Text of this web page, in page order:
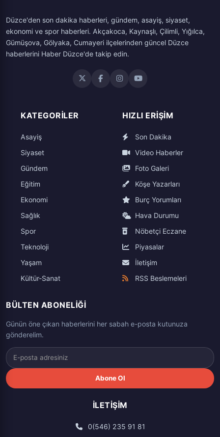
Düzce'den son dakika haberleri, gündem, asayiş, siyaset,
ekonomi ve spor haberleri. Akçakoca, Kaynaşlı, Çilimli, Yığılca,
Gümüşova, Gölyaka, Cumayeri ilçelerinden güncel Düzce
haberlerini Haber Düzce'de takip edin.
KATEGORILER
Asayiş
Siyaset
Gündem
Eğitim
Ekonomi
Sağlık
Spor
Teknoloji
Yaşam
Kültür-Sanat
HIZLI ERIŞIM
Son Dakika
Video Haberler
Foto Galeri
Köşe Yazarları
Burç Yorumları
Hava Durumu
Nöbetçi Eczane
Piyasalar
İletişim
RSS Beslemeleri
BÜLTEN ABONELIĞI
Günün öne çıkan haberlerini her sabah e-posta kutunuza
gönderelim.
Abone Ol
İLETIŞIM
0(546) 235 91 81